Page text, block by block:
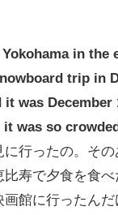
in the
trip in
was December
was so
行ったの。そ
寿で夕食を食
館に行ったん